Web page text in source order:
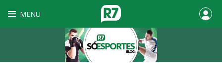
MENU